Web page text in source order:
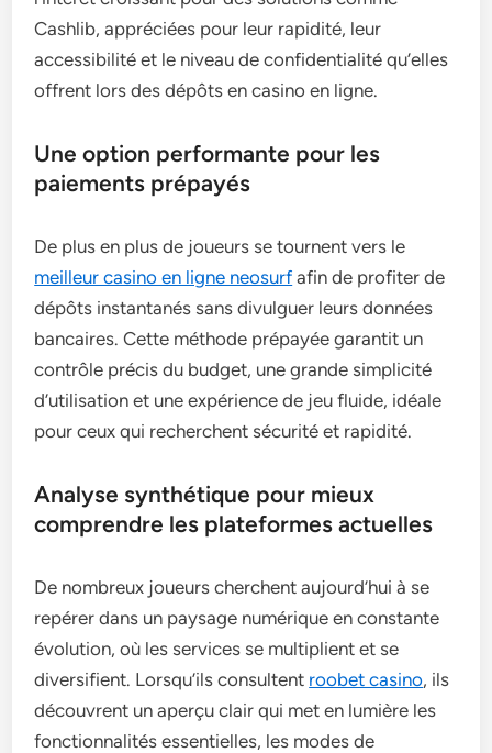
Cashlib, appréciées pour leur rapidité, leur
accessibilité et le niveau de confidentialité qu’elles
offrent lors des dépôts en casino en ligne.
Une option performante pour les
paiements prépayés
De plus en plus de joueurs se tournent vers le
meilleur casino en ligne neosurf afin de profiter de
dépôts instantanés sans divulguer leurs données
bancaires. Cette méthode prépayée garantit un
contrôle précis du budget, une grande simplicité
d’utilisation et une expérience de jeu fluide, idéale
pour ceux qui recherchent sécurité et rapidité.
Analyse synthétique pour mieux
comprendre les plateformes actuelles
De nombreux joueurs cherchent aujourd’hui à se
repérer dans un paysage numérique en constante
évolution, où les services se multiplient et se
diversifient. Lorsqu’ils consultent roobet casino, ils
découvrent un aperçu clair qui met en lumière les
fonctionnalités essentielles, les modes de